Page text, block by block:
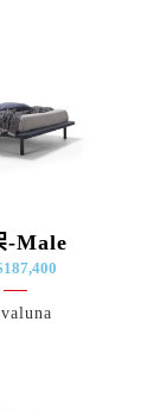
-Male
187,400